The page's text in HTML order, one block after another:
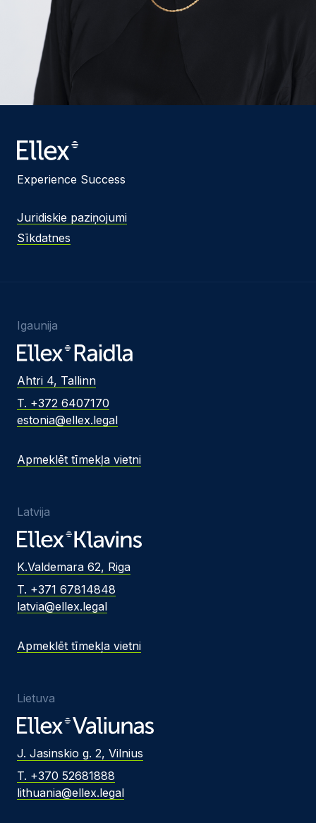
Experience Success
Juridiskie paziņojumi
Sīkdatnes
Igaunija
Ahtri 4, Tallinn
T. +372 6407170
estonia@ellex.legal
Apmeklēt tīmekļa vietni
Latvija
K.Valdemara 62, Riga
T. +371 67814848
latvia@ellex.legal
Apmeklēt tīmekļa vietni
Lietuva
J. Jasinskio g. 2, Vilnius
T. +370 52681888
lithuania@ellex.legal